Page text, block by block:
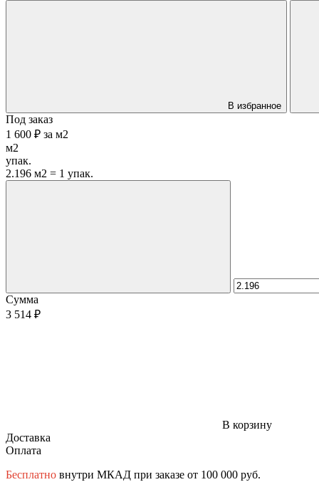
В избранное
Под заказ
1 600 ₽ за м2
м2
упак.
2.196 м2 = 1 упак.
Сумма
3 514 ₽
В корзину
Доставка
Оплата
Бесплатно внутри МКАД при заказе от 100 000 руб.